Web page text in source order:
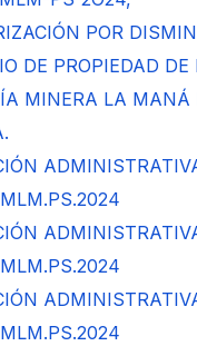
POR
DE PROPIEDAD DE
MINERA LA MANÁ